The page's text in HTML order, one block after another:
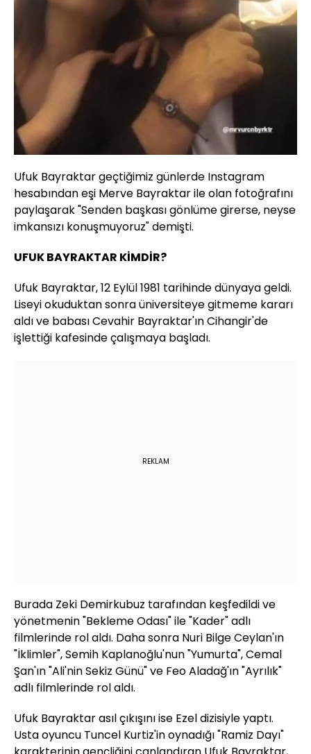
Ufuk Bayraktar geçtiğimiz günlerde Instagram
hesabından eşi Merve Bayraktar ile olan fotoğrafını
paylaşarak "Senden başkası gönlüme girerse, neyse
imkansızı konuşmuyoruz" demişti.
UFUK BAYRAKTAR KİMDİR?
Ufuk Bayraktar, 12 Eylül 1981 tarihinde dünyaya geldi.
Liseyi okuduktan sonra üniversiteye gitmeme kararı
aldı ve babası Cevahir Bayraktar'ın Cihangir'de
işlettiği kafesinde çalışmaya başladı.
REKLAM
Burada Zeki Demirkubuz tarafından keşfedildi ve
yönetmenin "Bekleme Odası" ile "Kader" adlı
filmlerinde rol aldı. Daha sonra Nuri Bilge Ceylan'ın
"İklimler", Semih Kaplanoğlu'nun "Yumurta", Cemal
Şan'ın "Ali'nin Sekiz Günü" ve Feo Aladağ'ın "Ayrılık"
adlı filmlerinde rol aldı.
Ufuk Bayraktar asıl çıkışını ise Ezel dizisiyle yaptı.
Usta oyuncu Tuncel Kurtiz'in oynadığı "Ramiz Dayı"